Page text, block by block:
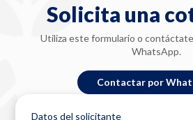
Solicita una
Utiliza este formulario o
WhatsApp.
Contactar por
Datos del solicitante